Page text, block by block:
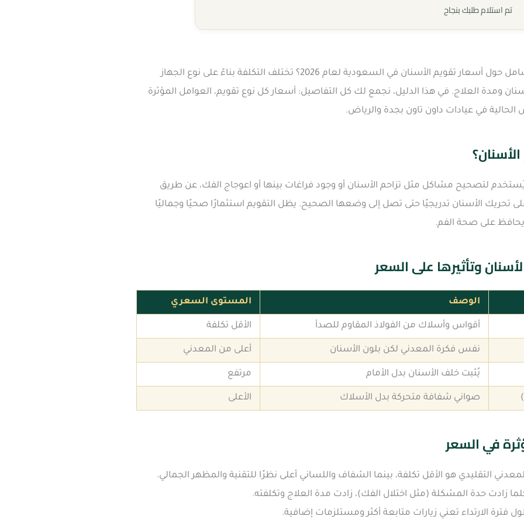
تم استلام طلبك بنجاح
هل تبحث عن دليل شامل حول أسعار تقويم الأسنان في السعودية لعام 2026؟ تختلف التكلفة بناءً على نوع الجهاز
ومدة العلاج. في هذا الدليل، نجمع لك كل التفاصيل: أسعار كل نوع تقويم، العوامل المؤثرة
الحالية في عيادات داون تاون بجدة والرياض.
يُستخدم لتصحيح مشاكل مثل تزاحم الأسنان أو وجود فراغات بينها أو اعوجاج الفك، عن طريق
تحريك الأسنان تدريجيًا حتى تصل إلى وضعها الصحيح. يظل التقويم استثمارًا صحيًا وجماليًا
على صحة الفم.
وتأثيرها على السعر
الوصف المستوى السعري
أقواس وأسلاك من الفولاذ المقاوم للصدأ الأقل تكلفة
نفس فكرة المعدني لكن بلون الأسنان أعلى من المعدني
يُثبت خلف الأسنان بدل الأمام مرتفع
صواني شفافة متحركة بدل الأسلاك الأعلى
في السعر
التقليدي هو الأقل تكلفة، بينما الشفاف واللساني أعلى نظرًا للتقنية والمظهر الجمالي.
زادت حدة المشكلة (مثل اختلال الفك)، زادت مدة العلاج وتكلفته.
فترة الارتداء تعني زيارات متابعة أكثر ومستلزمات إضافية.